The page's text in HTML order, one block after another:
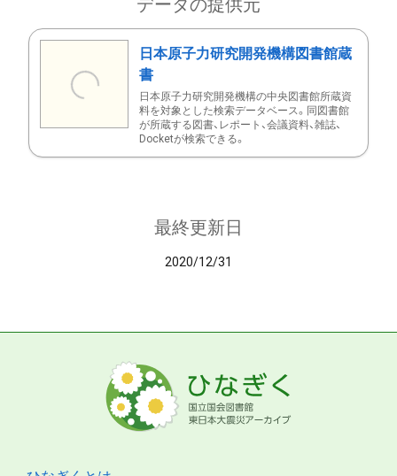
データの提供元
日本原子力研究開発機構図書館蔵
書
日本原子力研究開発機構の中央図書館所蔵資
料を対象とした検索データベース。同図書館
が所蔵する図書、レポート、会議資料、雑誌、
Docketが検索できる。
最終更新日
2020/12/31